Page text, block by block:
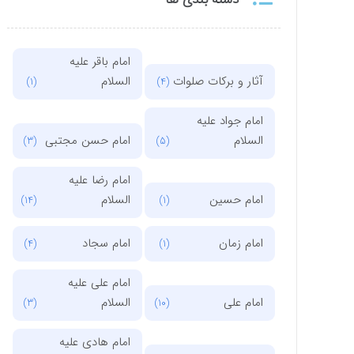
آثار و برکات صلوات (4)
امام باقر علیه
السلام
(1)
امام جواد علیه
السلام
(5) امام حسن مجتبی (3)
امام حسین (1)
امام رضا علیه
السلام
(14)
امام زمان (1) امام سجاد (4)
امام علی (10)
امام علی علیه
السلام
(3)
امام هادی علیه